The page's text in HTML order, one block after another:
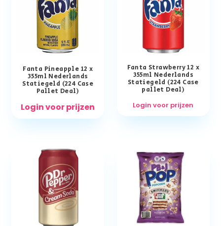
Fanta Pineapple 12 x
355ml Nederlands
Statiegeld (224 Case
Pallet Deal)
Login voor prijzen
Fanta Strawberry 12 x
355ml Nederlands
Statiegeld (224 Case
pallet Deal)
Login voor prijzen